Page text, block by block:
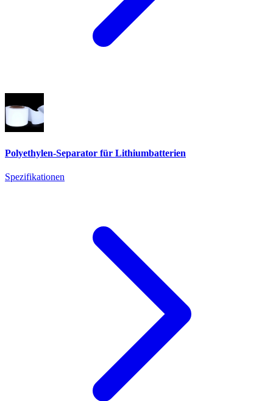
Polyethylen-Separator für Lithiumbatterien
Spezifikationen